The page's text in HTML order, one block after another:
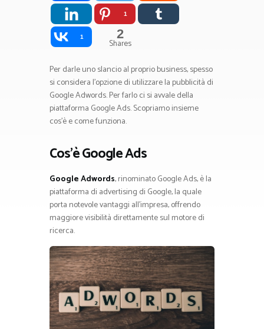
1
1 2
Shares
Per darle uno slancio al proprio business, spesso
si considera l’opzione di utilizzare la pubblicità di
Google Adwords. Per farlo ci si avvale della
piattaforma Google Ads. Scopriamo insieme
cos’è e come funziona.
Cos’è Google Ads
Google Adwords, rinominato Google Ads, è la
piattaforma di advertising di Google, la quale
porta notevole vantaggi all’impresa, offrendo
maggiore visibilità direttamente sul motore di
ricerca.